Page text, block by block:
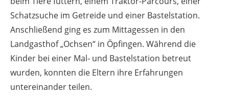
Schatzsuche im Getreide und einer Bastelstation.
Anschließend ging es zum Mittagessen in den
Landgasthof „Ochsen“ in Öpfingen. Während die
Kinder bei einer Mal- und Bastelstation betreut
wurden, konnten die Eltern ihre Erfahrungen
untereinander teilen.